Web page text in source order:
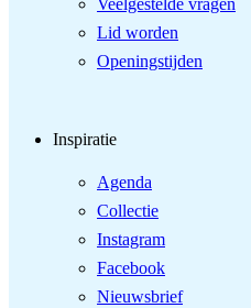
Lid worden
Openingstijden
Inspiratie
Agenda
Collectie
Instagram
Facebook
Nieuwsbrief